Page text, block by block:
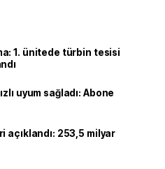
1. ünitede türbin tesisi
uyum sağladı: Abone
açıklandı: 253,5 milyar